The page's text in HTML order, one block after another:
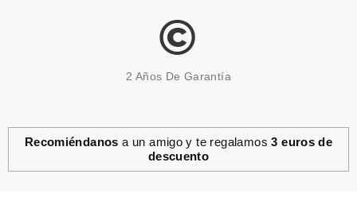
MAYBELLINE
2 Años De Garantía
Recomiéndanos a un amigo y te regalamos3 euros de
descuento